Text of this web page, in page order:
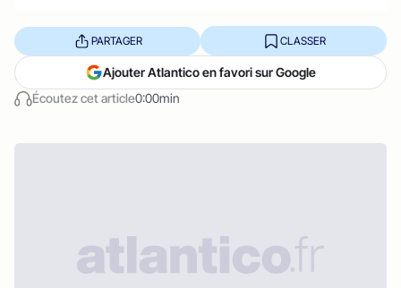
Écoutez cet article0:00min
PARTAGER CLASSER
Ajouter Atlantico en favori sur Google